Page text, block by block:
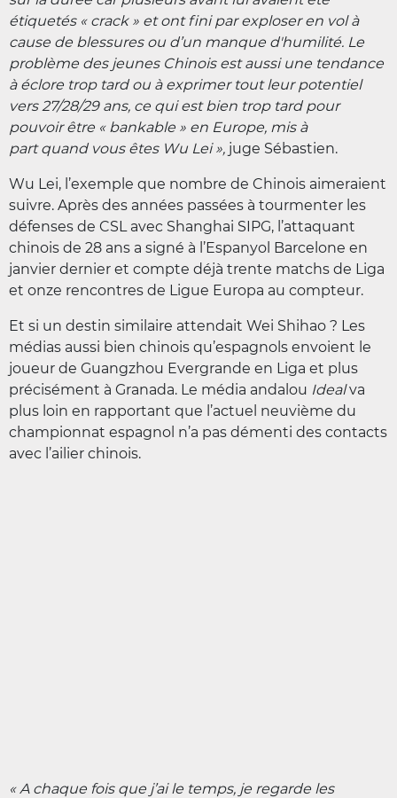
étiquetés « crack » et ont fini par exploser en vol à
cause de blessures ou d’un manque d'humilité. Le
problème des jeunes Chinois est aussi une tendance
à éclore trop tard ou à exprimer tout leur potentiel
vers 27/28/29 ans, ce qui est bien trop tard pour
pouvoir être « bankable » en Europe, mis à
part quand vous êtes Wu Lei », juge Sébastien.
Wu Lei, l’exemple que nombre de Chinois aimeraient
suivre. Après des années passées à tourmenter les
défenses de CSL avec Shanghai SIPG, l’attaquant
chinois de 28 ans a signé à l’Espanyol Barcelone en
janvier dernier et compte déjà trente matchs de Liga
et onze rencontres de Ligue Europa au compteur.
Et si un destin similaire attendait Wei Shihao ? Les
médias aussi bien chinois qu’espagnols envoient le
joueur de Guangzhou Evergrande en Liga et plus
précisément à Granada. Le média andalou Idealva
plus loin en rapportant que l’actuel neuvième du
championnat espagnol n’a pas démenti des contacts
avec l’ailier chinois.
« A chaque fois que j’ai le temps, je regarde les